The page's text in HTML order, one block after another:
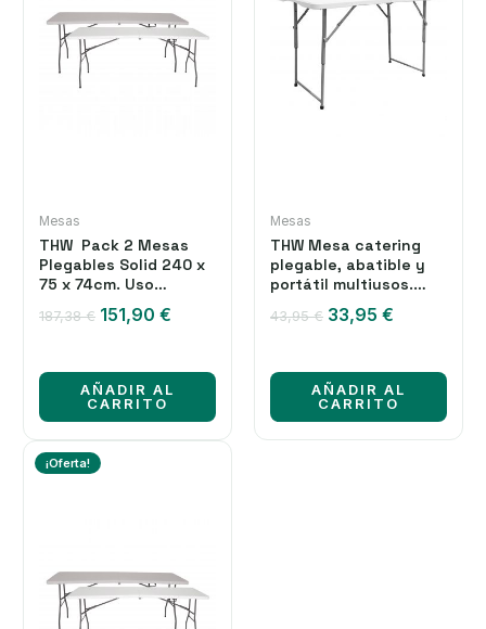
Mesas
THW Pack 2 Mesas
Plegables Solid 240 x
75 x 74cm. Uso
Público. Portátil
Resina HDPE 3,5cm.
Camping
187,38€ El
era:
187,38 €.
151,90€
es:
151,90 €.
AÑADIR AL
CARRITO
Mesas
THW Mesa catering
plegable, abatible y
portátil multiusos.
Altura regulable
120*60*48/61/74 cm.
43,95€ El
era:
43,95 €.
33,95 €
es:
33,95 €.
AÑADIR AL
CARRITO
¡Oferta!